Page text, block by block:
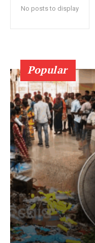
No posts to display
Popular